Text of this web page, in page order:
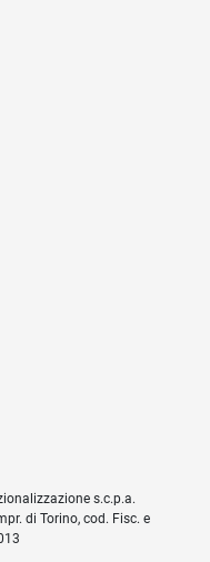
s.c.p.a.
di Torino, cod. Fisc. e